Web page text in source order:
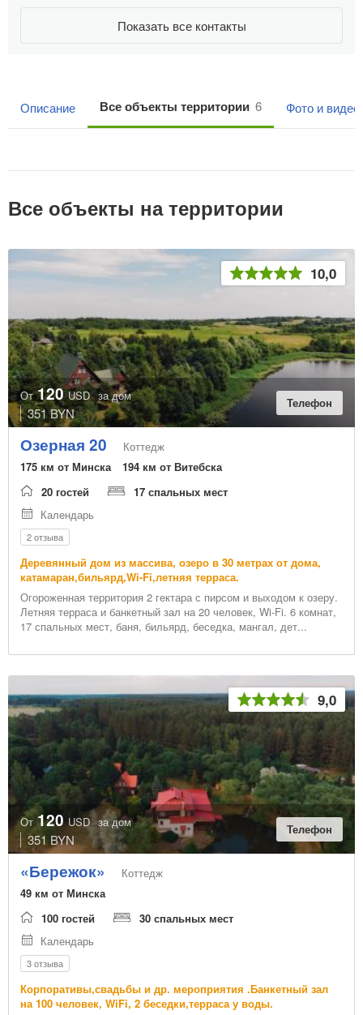
Показать все контакты
Описание Все объекты территории 6 Фото и видео
Все объекты на территории
От 120USD за дом
351 BYN
Телефон
10,0
Озерная 20
Коттедж
175 км от Минска
194 км от Витебска
20 гостей
17 спальных мест
Календарь
2 отзыва
Деревянный дом из массива, озеро в 30 метрах от дома,
катамаран,бильярд,Wi-Fi,летняя терраса.
Огороженная территория 2 гектара с пирсом и выходом к озеру.
Летняя терраса и банкетный зал на 20 человек, Wi-Fi. 6 комнат,
17 спальных мест, баня, бильярд, беседка, мангал, дет...
От 120USD за дом
351 BYN
Телефон
9,0
«Бережок»
Коттедж
49 км от Минска
100 гостей
30 спальных мест
Календарь
3 отзыва
Корпоративы,свадьбы и др. мероприятия .Банкетный зал
на 100 человек, WiFi, 2 беседки,терраса у воды.